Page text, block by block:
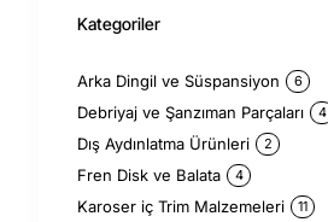
Kategoriler
Arka Dingil ve Süspansiyon 6
Debriyaj ve Şanzıman Parçaları 4
Dış Aydınlatma Ürünleri 2
Fren Disk ve Balata 4
Karoser iç Trim Malzemeleri 11